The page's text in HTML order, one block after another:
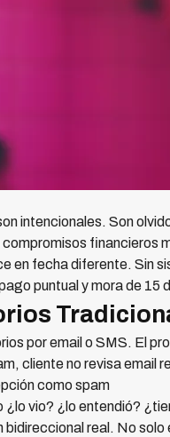
intencionales. Son
financieros
en fecha diferente. Sin
puntual y mora de 15
por email o SMS. El
cliente no revisa email
como spam
¿lo vio? ¿lo entendió?
real. No solo